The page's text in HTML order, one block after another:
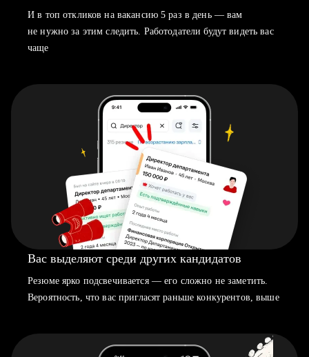
И в топ откликов на вакансию 5 раз в день — вам
не нужно за этим следить. Работодатели будут видеть вас
чаще
Вас выделяют среди других кандидатов
Резюме ярко подсвечивается — его сложно не заметить.
Вероятность, что вас пригласят раньше конкурентов, выше